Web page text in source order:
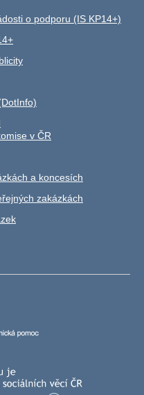
o podporu (IS KP14+)
v ČR
a koncesích
zakázkách